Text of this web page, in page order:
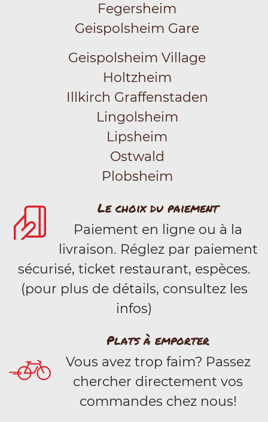
Fegersheim
Geispolsheim Gare
Geispolsheim Village
Holtzheim
Illkirch Graffenstaden
Lingolsheim
Lipsheim
Ostwald
Plobsheim
Le choix du paiement
Paiement en ligne ou à la
livraison. Réglez par paiement
sécurisé, ticket restaurant, espèces.
(pour plus de détails, consultez les
infos)
Plats à emporter
Vous avez trop faim? Passez
chercher directement vos
commandes chez nous!